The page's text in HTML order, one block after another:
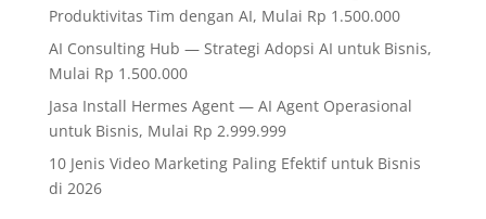
Produktivitas Tim dengan AI, Mulai Rp 1.500.000
AI Consulting Hub — Strategi Adopsi AI untuk Bisnis,
Mulai Rp 1.500.000
Jasa Install Hermes Agent — AI Agent Operasional
untuk Bisnis, Mulai Rp 2.999.999
10 Jenis Video Marketing Paling Efektif untuk Bisnis
di 2026